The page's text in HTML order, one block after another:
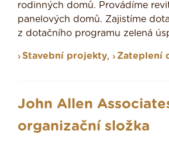
rodinných domů. Provádíme
panelových domů. Zajistíme
z dotačního programu zelená
Stavební projekty, Zateplení
John Allen
organizační složka